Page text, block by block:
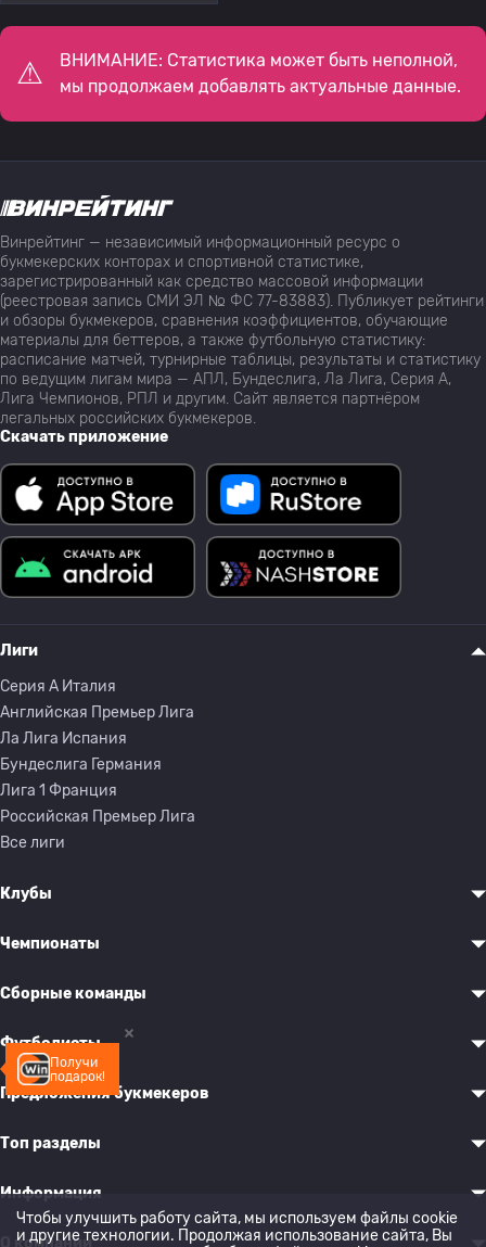
ВНИМАНИЕ: Статистика может быть неполной,
мы продолжаем добавлять актуальные данные.
Получи
подарок!
Винрейтинг — независимый информационный ресурс о
букмекерских конторах и спортивной статистике,
зарегистрированный как средство массовой информации
(реестровая запись СМИ ЭЛ № ФС 77-83883). Публикует рейтинги
и обзоры букмекеров, сравнения коэффициентов, обучающие
материалы для беттеров, а также футбольную статистику:
расписание матчей, турнирные таблицы, результаты и статистику
по ведущим лигам мира — АПЛ, Бундеслига, Ла Лига, Серия А,
Лига Чемпионов, РПЛ и другим. Сайт является партнёром
легальных российских букмекеров.
Скачать приложение
Лиги
Серия A Италия
Английская Премьер Лига
Ла Лига Испания
Бундеслига Германия
Лига 1 Франция
Российская Премьер Лига
Все лиги
Клубы
Чемпионаты
Сборные команды
Футболисты
Предложения букмекеров
Топ разделы
Информация
Чтобы улучшить работу сайта, мы используем файлы cookie
и другие технологии. Продолжая использование сайта, Вы